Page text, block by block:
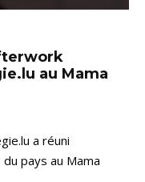
au Mama
a réuni
pays au Mama